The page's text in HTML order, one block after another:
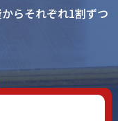
らそれぞれ1割ずつ